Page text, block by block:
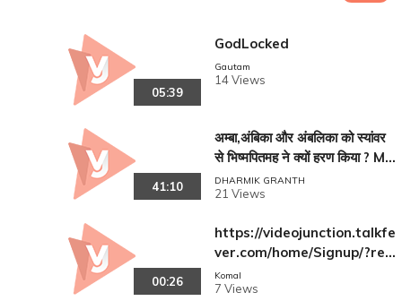
05:39
GodLocked
Gautam
14 Views
41:10
अम्बा,अंबिका और अंबलिका को स्यांवर
से भिष्मपितमह ने क्यों हरण किया ? Ma
habharat !!
DHARMIK GRANTH
21 Views
00:26
https://videojunction.talkfe
ver.com/home/Signup/?ref
erral=Z9fjWZ1bPsUpzKR+h
RnFFFQ1UJHria0Rly3QCkV
Komal
7 Views